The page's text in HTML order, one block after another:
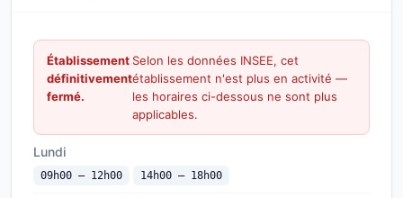
Établissement
définitivement
fermé.
Selon les données INSEE, cet
établissement n'est plus en activité —
les horaires ci-dessous ne sont plus
applicables.
Lundi
09h00 — 12h00 14h00 — 18h00